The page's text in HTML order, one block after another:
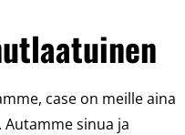
case on meille aina
sinua ja